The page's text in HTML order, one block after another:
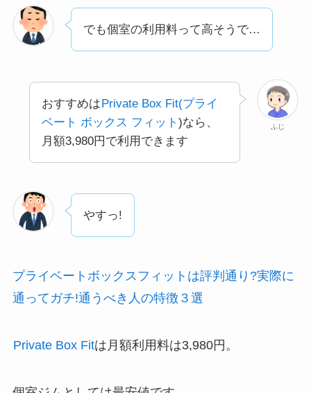
でも個室の利用料って高そうで…
ふじ
おすすめはPrivate Box Fit(プライ
ベート ボックス フィット )なら、
月額3,980円で利用できます
やすっ!
プライベートボックスフィットは評判通り?実際に
通ってガチ!通うべき人の特徴３選
Private Box Fitは月額利用料は3,980円。